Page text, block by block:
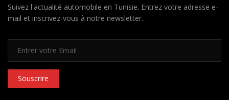
Suivez l'actualité automobile en Tunisie. Entrez votre adresse e-
mail et inscrivez-vous à notre newsletter.
Souscrire